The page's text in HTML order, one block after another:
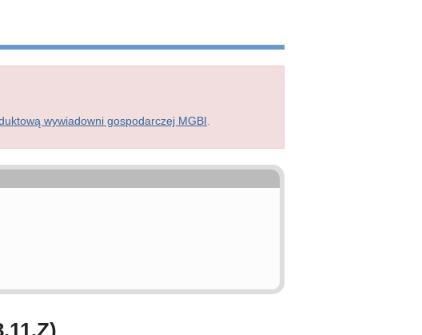
wywiadowni gospodarczej MGBI